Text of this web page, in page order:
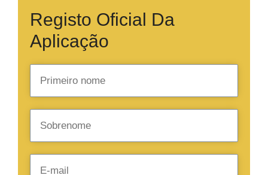
Registo Oficial Da
Aplicação